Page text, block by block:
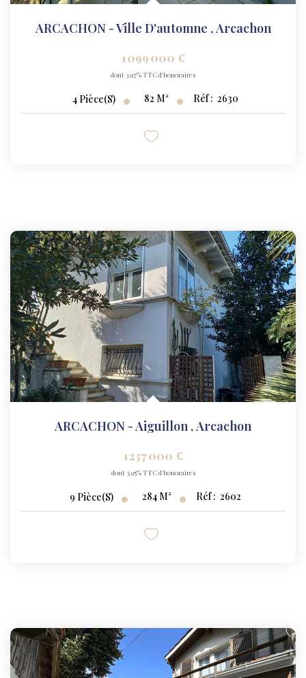
ARCACHON - Ville D'automne , Arcachon
1 099 000 €
dont 3,97% TTC d'honoraires
4 Pièce(s) 82 M² Réf : 2630
ARCACHON - Aiguillon , Arcachon
1 237 000 €
dont 3,95% TTC d'honoraires
9 Pièce(s) 284 M² Réf : 2602